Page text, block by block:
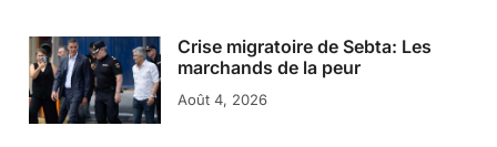
Crise migratoire de Sebta: Les
marchands de la peur
Août 4, 2026